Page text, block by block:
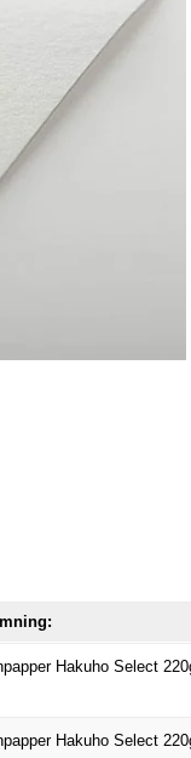
Hakuho Select
Hakuho Select